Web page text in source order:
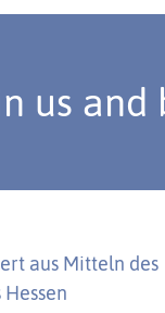
us and
aus Mitteln des
Hessen